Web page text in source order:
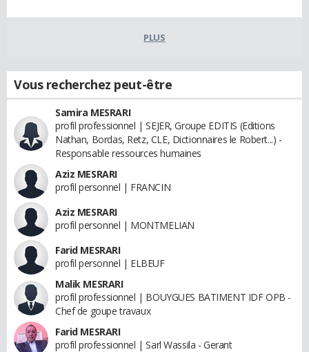
PLUS
Vous recherchez peut-être
Samira MESRARI
profil professionnel | SEJER, Groupe EDITIS (Editions
Nathan, Bordas, Retz, CLE, Dictionnaires le Robert...) -
Responsable ressources humaines
Aziz MESRARI
profil personnel | FRANCIN
Aziz MESRARI
profil personnel | MONTMELIAN
Farid MESRARI
profil personnel | ELBEUF
Malik MESRARI
profil professionnel | BOUYGUES BATIMENT IDF OPB -
Chef de goupe travaux
Farid MESRARI
profil professionnel | Sarl Wassila - Gerant